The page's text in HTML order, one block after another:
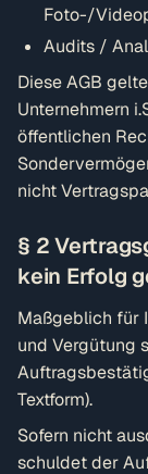
Foto-/
Audits /
Diese AGB
Unternehmern
öffentlichen
nicht
§ 2
kein Erfolg
Maßgeblich für
und Vergütung
Textform).
Sofern nicht
schuldet der